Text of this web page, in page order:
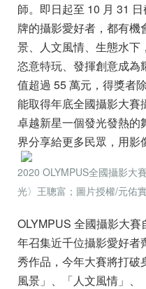
師。即日起至 10 月 31
牌的攝影愛好者，都有
景、人文風情、生態水下
恣意特玩、發揮創意成為
值超過 55 萬元，得獎者
能取得年底全國攝影大賽
卓越新星一個發光發熱的
界分享給更多民眾，用影
2020 OLYMPUS全國攝影大
光〉王聰富；圖片授權/元佑實
OLYMPUS 全國攝影大
年召集近千位攝影愛好者
秀作品，今年大賽將打破
風景」、「人文風情」、